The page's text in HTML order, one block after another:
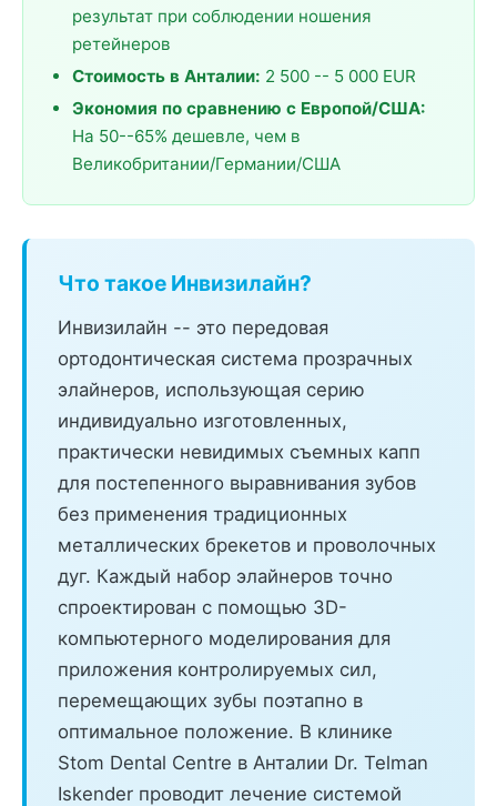
результат при соблюдении ношения
ретейнеров
Стоимость в Анталии: 2 500 -- 5 000 EUR
Экономия по сравнению с Европой/США:
На 50--65% дешевле, чем в
Великобритании/Германии/США
Что такое Инвизилайн?
Инвизилайн -- это передовая
ортодонтическая система прозрачных
элайнеров, использующая серию
индивидуально изготовленных,
практически невидимых съемных капп
для постепенного выравнивания зубов
без применения традиционных
металлических брекетов и проволочных
дуг. Каждый набор элайнеров точно
спроектирован с помощью 3D-
компьютерного моделирования для
приложения контролируемых сил,
перемещающих зубы поэтапно в
оптимальное положение. В клинике
Stom Dental Centre в Анталии Dr. Telman
Iskender проводит лечение системой